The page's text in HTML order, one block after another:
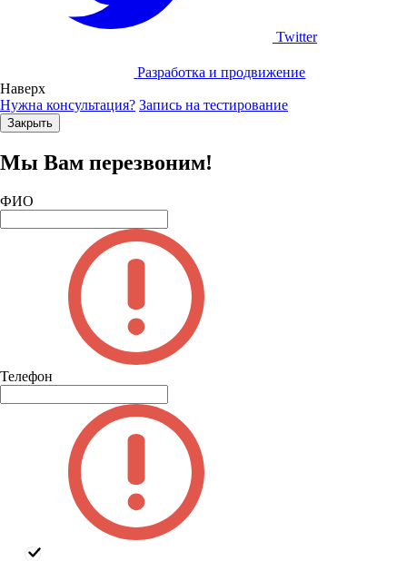
Twitter
Разработка и продвижение
Наверх
Нужна консультация? Запись на тестирование
Закрыть
Мы Вам перезвоним!
ФИО
Телефон